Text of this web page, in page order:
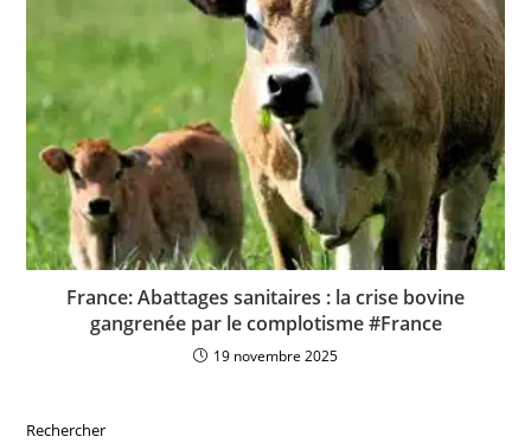
France: Abattages sanitaires : la crise bovine
gangrenée par le complotisme #France
19 novembre 2025
Rechercher